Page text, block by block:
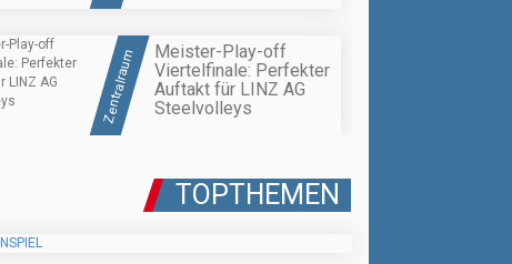
Zentralraum
Meister-Play-off
Viertelfinale: Perfekter
Auftakt für LINZ AG
Steelvolleys
TOPTHEMEN